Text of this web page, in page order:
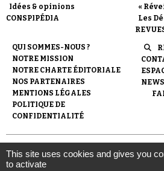
Demander à
Idées & opinions
CONSPIPÉDIA
«
Les
QUI SOMMES-NOUS ?
NOTRE MISSION
NOTRE CHARTE ÉDITORIALE
NOS PARTENAIRES
MENTIONS LÉGALES
POLITIQUE DE
CONFIDENTIALITÉ
© 2007- 2026 Conspiracy Watch | Une
l'Observatoire du conspirationnisme
le soutien de la Fondation pour la Mémoire
This site uses cookies and gives you
to activate